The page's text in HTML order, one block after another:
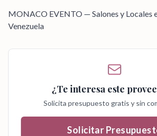
MONACO EVENTO — Salones y Locales
Venezuela
¿Te interesa este
Solicita presupuesto gratis y sin
Solicitar